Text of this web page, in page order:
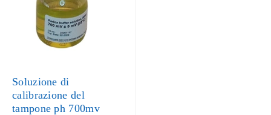
Soluzione di
calibrazione del
tampone ph 700mv